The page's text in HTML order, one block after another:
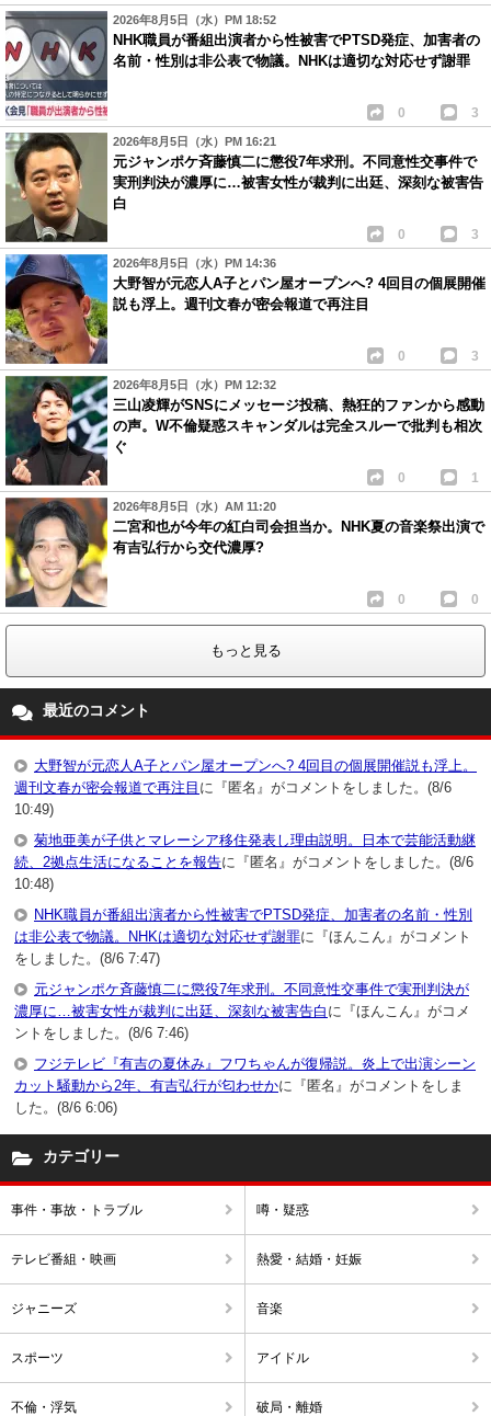
2026年8月5日（水）PM 18:52
NHK職員が番組出演者から性被害でPTSD発症、加害者の
名前・性別は非公表で物議。NHKは適切な対応せず謝罪
0 3
2026年8月5日（水）PM 16:21
元ジャンポケ斉藤慎二に懲役7年求刑。不同意性交事件で
実刑判決が濃厚に…被害女性が裁判に出廷、深刻な被害告
白
0 3
2026年8月5日（水）PM 14:36
大野智が元恋人A子とパン屋オープンへ? 4回目の個展開催
説も浮上。週刊文春が密会報道で再注目
0 3
2026年8月5日（水）PM 12:32
三山凌輝がSNSにメッセージ投稿、熱狂的ファンから感動
の声。W不倫疑惑スキャンダルは完全スルーで批判も相次
ぐ
0 1
2026年8月5日（水）AM 11:20
二宮和也が今年の紅白司会担当か。NHK夏の音楽祭出演で
有吉弘行から交代濃厚?
0 0
もっと見る
最近のコメント
大野智が元恋人A子とパン屋オープンへ? 4回目の個展開催説も浮上。
週刊文春が密会報道で再注目 に『匿名』がコメントをしました。(8/6
10:49)
菊地亜美が子供とマレーシア移住発表し理由説明。日本で芸能活動継
続、2拠点生活になることを報告に『匿名』がコメントをしました。(8/6
10:48)
NHK職員が番組出演者から性被害でPTSD発症、加害者の名前・性別
は非公表で物議。NHKは適切な対応せず謝罪に『ほんこん』がコメント
をしました。(8/6 7:47)
元ジャンポケ斉藤慎二に懲役7年求刑。不同意性交事件で実刑判決が
濃厚に…被害女性が裁判に出廷、深刻な被害告白 に『ほんこん』がコメ
ントをしました。(8/6 7:46)
フジテレビ『有吉の夏休み』フワちゃんが復帰説。炎上で出演シーン
カット騒動から2年、有吉弘行が匂わせかに『匿名』がコメントをしま
した。(8/6 6:06)
カテゴリー
事件・事故・トラブル 噂・疑惑
テレビ番組・映画 熱愛・結婚・妊娠
ジャニーズ 音楽
スポーツ アイドル
不倫・浮気 破局・離婚